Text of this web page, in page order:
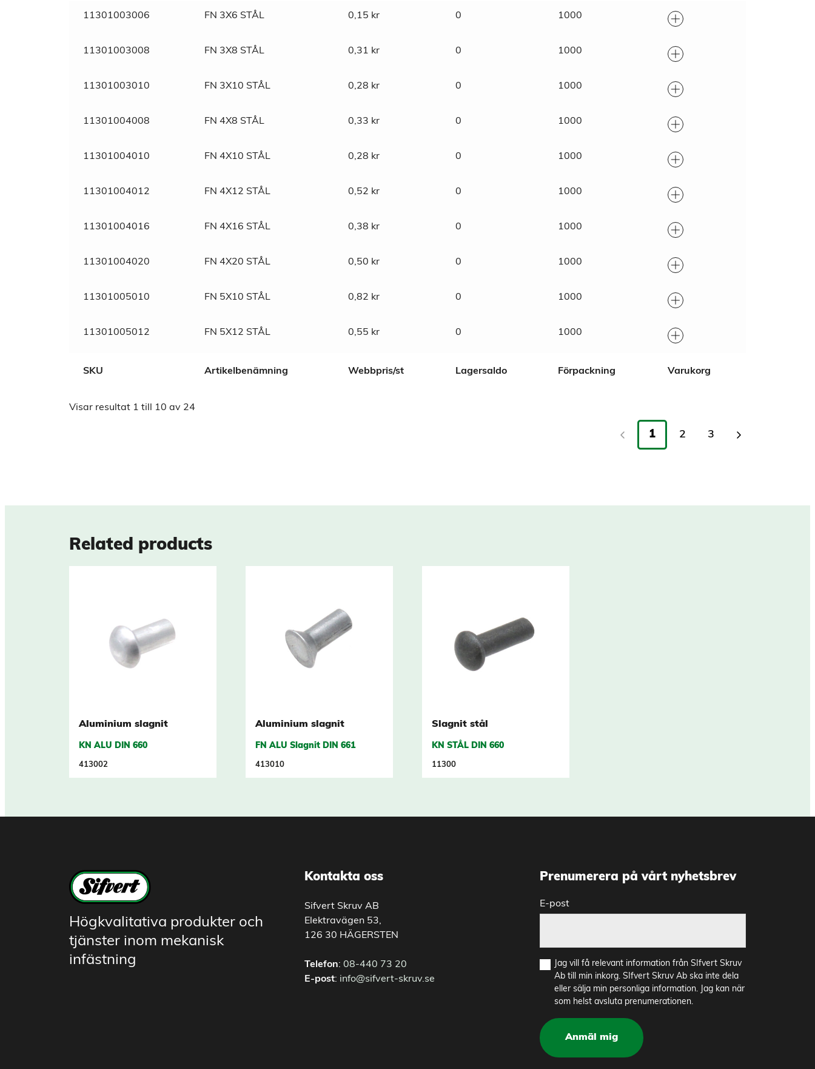
Dimensions
Marknadsnamn Stål slagnit
11301003006 FN 3X6 STÅL 0,15 kr 0 1000
11301003008 FN 3X8 STÅL 0,31 kr 0 1000
11301003010 FN 3X10 STÅL 0,28 kr 0 1000
11301004008 FN 4X8 STÅL 0,33 kr 0 1000
11301004010 FN 4X10 STÅL 0,28 kr 0 1000
11301004012 FN 4X12 STÅL 0,52 kr 0 1000
11301004016 FN 4X16 STÅL 0,38 kr 0 1000
11301004020 FN 4X20 STÅL 0,50 kr 0 1000
11301005010 FN 5X10 STÅL 0,82 kr 0 1000
11301005012 FN 5X12 STÅL 0,55 kr 0 1000
SKU Artikelbenämning Webbpris/st Lagersaldo Förpackning Varukorg
Visar resultat 1 till 10 av 24
1 2 3
Related products
Aluminium slagnit
KN ALU DIN 660
413002
Aluminium slagnit
FN ALU Slagnit DIN 661
413010
Slagnit stål
KN STÅL DIN 660
11300
Högkvalitativa produkter och
tjänster inom mekanisk
infästning
Kontakta oss
Sifvert Skruv AB
Elektravägen 53,
126 30 HÄGERSTEN
Telefon: 08-440 73 20
E-post: info@sifvert-skruv.se
Prenumerera på vårt nyhetsbrev
E-post
Jag vill få relevant information från SIfvert Skruv
Ab till min inkorg. SIfvert Skruv Ab ska inte dela
eller sälja min personliga information. Jag kan när
som helst avsluta prenumerationen.
Anmäl mig